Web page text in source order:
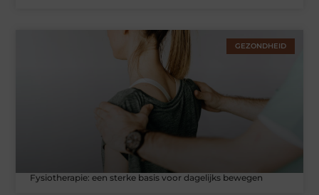
GEZONDHEID
Fysiotherapie: een sterke basis voor dagelijks bewegen